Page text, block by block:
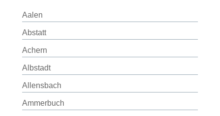
Aalen
Abstatt
Achern
Albstadt
Allensbach
Ammerbuch